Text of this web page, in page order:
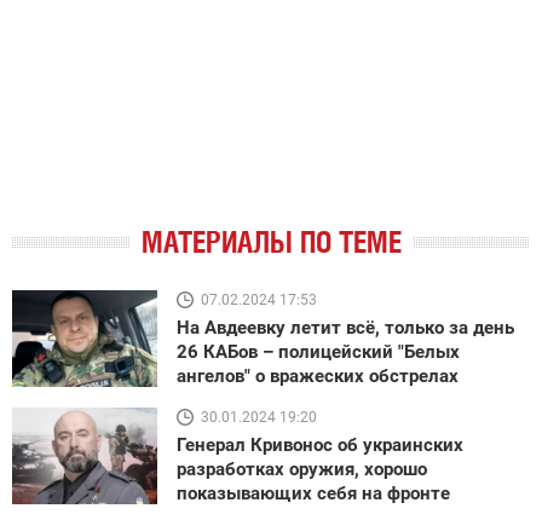
МАТЕРИАЛЫ ПО ТЕМЕ
07.02.2024 17:53
На Авдеевку летит всё, только за день
26 КАБов – полицейский "Белых
ангелов" о вражеских обстрелах
30.01.2024 19:20
Генерал Кривонос об украинских
разработках оружия, хорошо
показывающих себя на фронте